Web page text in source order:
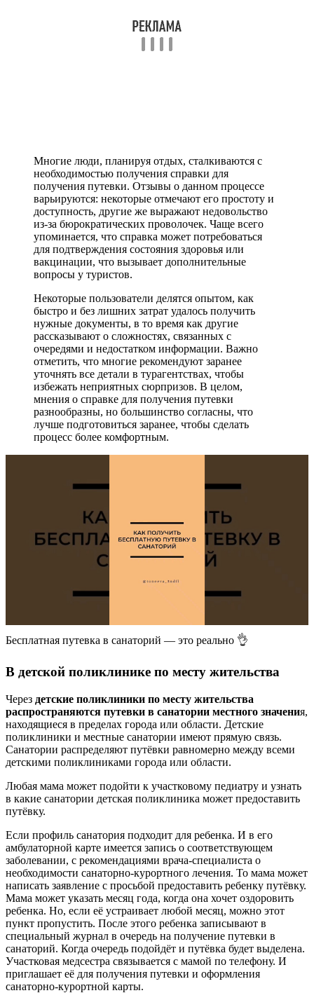
Многие люди, планируя отдых, сталкиваются с
необходимостью получения справки для
получения путевки. Отзывы о данном процессе
варьируются: некоторые отмечают его простоту и
доступность, другие же выражают недовольство
из-за бюрократических проволочек. Чаще всего
упоминается, что справка может потребоваться
для подтверждения состояния здоровья или
вакцинации, что вызывает дополнительные
вопросы у туристов.
Некоторые пользователи делятся опытом, как
быстро и без лишних затрат удалось получить
нужные документы, в то время как другие
рассказывают о сложностях, связанных с
очередями и недостатком информации. Важно
отметить, что многие рекомендуют заранее
уточнять все детали в турагентствах, чтобы
избежать неприятных сюрпризов. В целом,
мнения о справке для получения путевки
разнообразны, но большинство согласны, что
лучше подготовиться заранее, чтобы сделать
процесс более комфортным.
Бесплатная путевка в санаторий — это реально 👌
В детской поликлинике по месту жительства
Через детские поликлиники по месту жительства
распространяются путевки в санатории местного значения,
находящиеся в пределах города или области. Детские
поликлиники и местные санатории имеют прямую связь.
Санатории распределяют путёвки равномерно между всеми
детскими поликлиниками города или области.
Любая мама может подойти к участковому педиатру и узнать
в какие санатории детская поликлиника может предоставить
путёвку.
Если профиль санатория подходит для ребенка. И в его
амбулаторной карте имеется запись о соответствующем
заболевании, с рекомендациями врача-специалиста о
необходимости санаторно-курортного лечения. То мама может
написать заявление с просьбой предоставить ребенку путёвку.
Мама может указать месяц года, когда она хочет оздоровить
ребенка. Но, если её устраивает любой месяц, можно этот
пункт пропустить. После этого ребенка записывают в
специальный журнал в очередь на получение путевки в
санаторий. Когда очередь подойдёт и путёвка будет выделена.
Участковая медсестра связывается с мамой по телефону. И
приглашает её для получения путевки и оформления
санаторно-курортной карты.